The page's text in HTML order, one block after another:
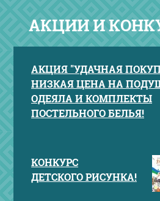
АКЦИИ И
АКЦИЯ "УДАЧНАЯ
НИЗКАЯ ЦЕНА НА
ОДЕЯЛА И КОМПЛЕКТЫ
ПОСТЕЛЬНОГО БЕЛЬЯ!
КОНКУРС
ДЕТСКОГО РИСУНКА!